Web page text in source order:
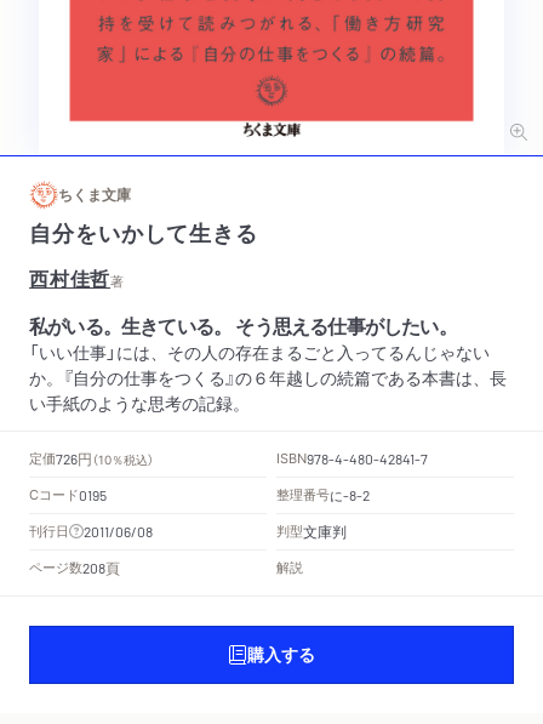
ちくま文庫
自分をいかして生きる
西村佳哲著
私がいる。生きている。 そう思える仕事がしたい。
「いい仕事」には、その人の存在まるごと入ってるんじゃない
か。『自分の仕事をつくる』の６年越しの続篇である本書は、長
い手紙のような思考の記録。
定価726円 （10％税込） ISBN978-4-480-42841-7
Cコード0195 整理番号に-8-2
刊行日 2011/06/08 判型文庫判
ページ数208頁 解説
購入する